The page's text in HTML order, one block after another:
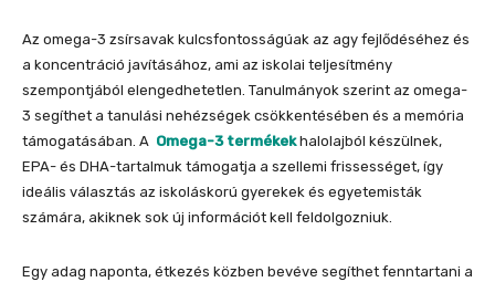
Az omega-3 zsírsavak kulcsfontosságúak az agy fejlődéséhez és
a koncentráció javításához, ami az iskolai teljesítmény
szempontjából elengedhetetlen. Tanulmányok szerint az omega-
3 segíthet a tanulási nehézségek csökkentésében és a memória
támogatásában. A Omega-3 termékekhalolajból készülnek,
EPA- és DHA-tartalmuk támogatja a szellemi frissességet, így
ideális választás az iskoláskorú gyerekek és egyetemisták
számára, akiknek sok új információt kell feldolgozniuk.
Egy adag naponta, étkezés közben bevéve segíthet fenntartani a